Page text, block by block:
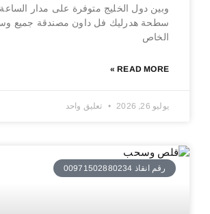
وبين دول الخليج متوفرة على مدار
سطحة هدرليك فل داون مصندقة جميع
الخاص
READ MORE »
يوليو 26, 2026 تعليق واحد
رقم انقاذ 00971502880234